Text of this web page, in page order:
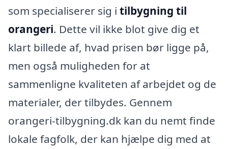
som specialiserer sig i tilbygning til
orangeri. Dette vil ikke blot give dig et
klart billede af, hvad prisen bør ligge på,
men også muligheden for at
sammenligne kvaliteten af arbejdet og de
materialer, der tilbydes. Gennem
orangeri-tilbygning.dk kan du nemt finde
lokale fagfolk, der kan hjælpe dig med at